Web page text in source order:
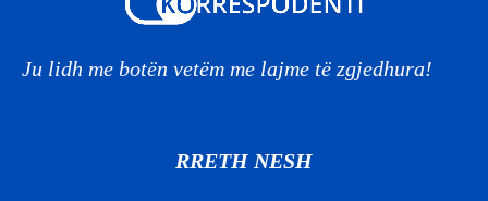
Ju lidh me botën vetëm me lajme të zgjedhura!
RRETH NESH